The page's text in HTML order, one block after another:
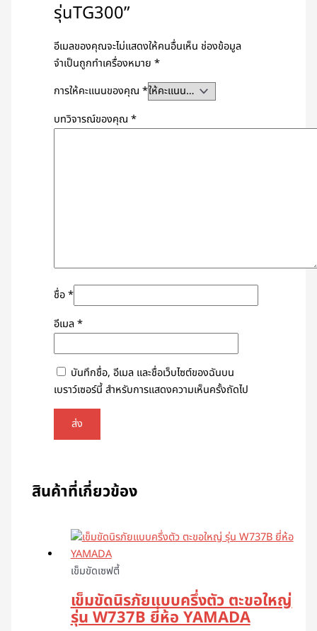
รุ่นTG300”
อีเมลของคุณจะไม่แสดงให้คนอื่นเห็น ช่องข้อมูล
จำเป็นถูกทำเครื่องหมาย*
การให้คะแนนของคุณ*
บทวิจารณ์ของคุณ*
ชื่อ*
อีเมล*
บันทึกชื่อ, อีเมล และชื่อเว็บไซต์ของฉันบน
เบราว์เซอร์นี้ สำหรับการแสดงความเห็นครั้งถัดไป
สินค้าที่เกี่ยวข้อง
เข็มขัดเซฟตี้
เข็มขัดนิรภัยแบบครึ่งตัว ตะขอใหญ่
รุ่น W737B ยี่ห้อ YAMADA